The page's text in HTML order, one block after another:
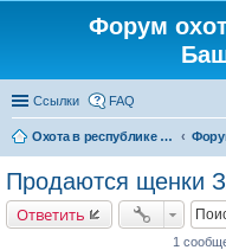
Форум
Ссылки FAQ
Охота в республике Башкортостан
Продаются щенки
Ответить
1